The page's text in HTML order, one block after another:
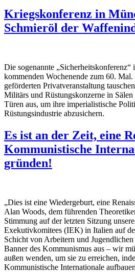
Kriegskonferenz in
Schmieröl der
Die sogenannte
kommenden Wochenende zum 60.
geförderten Privatveranstaltung
Militärs und Rüstungskonzerne in Sälen
Türen aus, um ihre imperialistische
Rüstungsindustrie abzusichern.
Es ist an der Zeit, eine
Kommunistische
gründen!
„Dies ist eine Wiedergeburt, eine
Alan Woods, dem führenden
Stimmung auf der letzten Sitzung
Exekutivkomitees (IEK) in Italien auf
Schicht von Arbeitern und
Banner des Kommunismus aus – wir
außen wenden, um sie zu erreichen,
Kommunistische Internationale